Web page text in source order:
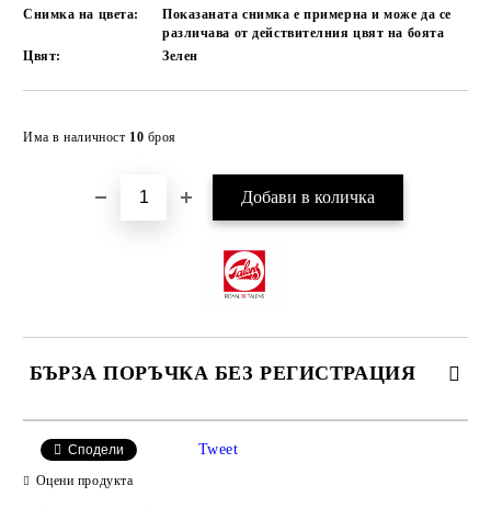
Снимка на цвета:
Показаната снимка е примерна и може да се
различава от действителния цвят на боята
Цвят:
Зелен
Има в наличност 10 броя
БЪРЗА ПОРЪЧКА БЕЗ РЕГИСТРАЦИЯ
Сподели Tweet
Оцени продукта